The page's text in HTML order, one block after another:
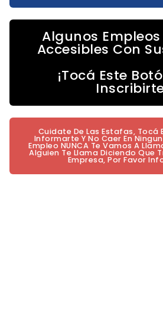
Algunos Empleos
Accesibles Con
¡Tocá Este
Cuidate De Las Estafas, Tocá
Informarte Y No Caer En
Empleo NUNCA Te Vamos A
Alguien Te Llama Diciendo Que
Empresa, Por Favor